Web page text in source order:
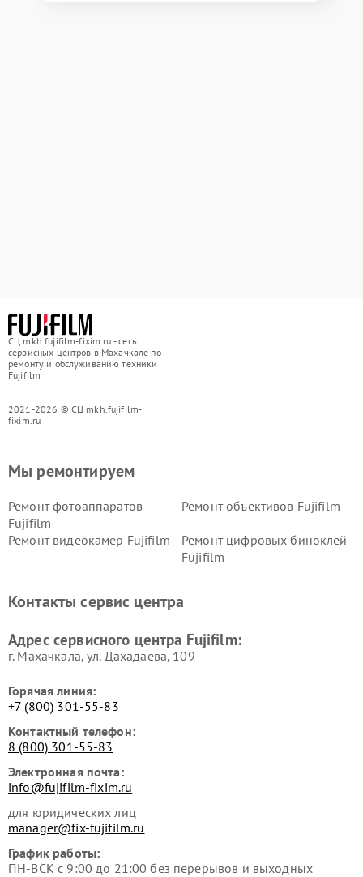
СЦ mkh.fujifilm-fixim.ru - сеть
сервисных центров в Махачкале по
ремонту и обслуживанию техники
Fujifilm
2021-2026 © СЦ mkh.fujifilm-
fixim.ru
Мы ремонтируем
Ремонт фотоаппаратов
Fujifilm
Ремонт объективов Fujifilm
Ремонт видеокамер Fujifilm
Ремонт цифровых биноклей
Fujifilm
Контакты сервис центра
Адрес сервисного центра Fujifilm:
г. Махачкала, ул. Дахадаева, 109
Горячая линия:
+7 (800) 301-55-83
Контактный телефон:
8 (800) 301-55-83
Электронная почта:
info@fujifilm-fixim.ru
для юридических лиц
manager@fix-fujifilm.ru
График работы:
ПН-ВСК с 9:00 до 21:00 без перерывов и выходных